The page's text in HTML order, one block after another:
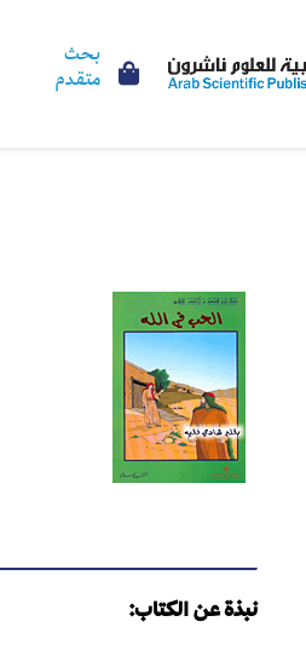
بحث
متقدم
نبذة عن الكتاب: